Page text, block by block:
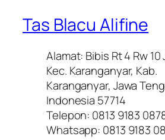
Tas Blacu Alifine
Alamat: Bibis Rt 4 Rw 10
Kec. Karanganyar, Kab.
Karanganyar, Jawa
Indonesia 57714
Telepon: 0813 9183
Whatsapp: 0813 9183